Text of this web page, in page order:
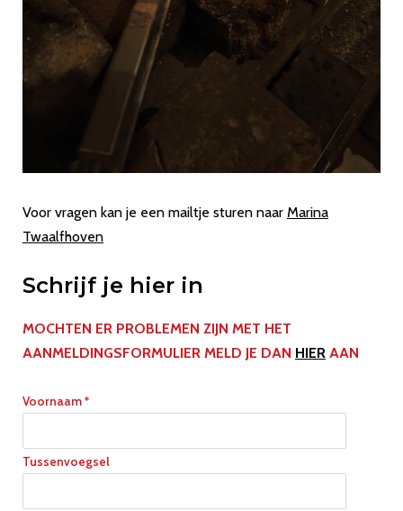
Voor vragen kan je een mailtje sturen naar Marina
Twaalfhoven
Schrijf je hier in
MOCHTEN ER PROBLEMEN ZIJN MET HET
AANMELDINGSFORMULIER MELD JE DAN HIER AAN
Voornaam *
Tussenvoegsel